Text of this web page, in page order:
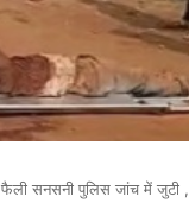
फैली सनसनी पुलिस जांच में